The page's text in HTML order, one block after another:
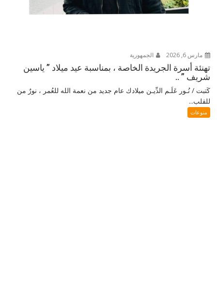
مارس 6, 2026 الجمهورية
تهنئة أسرة الجريدة الخاصة ، بمناسبة عيد ميلاد ” ياسين
شريف ” ..
كَتبت / نُـور عَلَـم الدِّيـن ميلادك عام جديد من نعمة الله للعُمر ، نورٌ من
للقلب...
منوعات